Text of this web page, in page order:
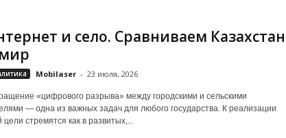
и село. Сравниваем Казахстан
Mobilaser - 23 июля, 2026
«цифрового разрыва» между городскими и сельскими
— одна из важных задач для любого государства. К реализации
цели стремятся как в развитых,...